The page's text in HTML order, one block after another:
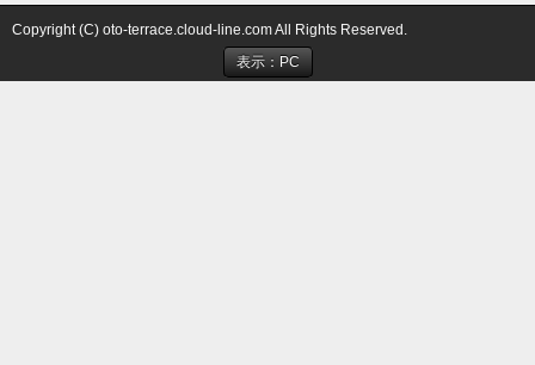
Copyright (C) oto-terrace.cloud-line.com All Rights Reserved.
表示：PC